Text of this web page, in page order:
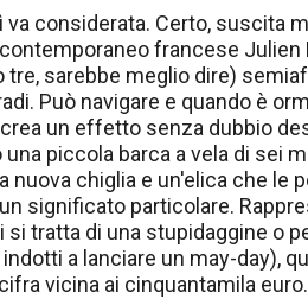
va considerata. Certo, suscita
francese Julien
sarebbe meglio dire)
Può navigare e quando è
un effetto senza dubbio
piccola barca a vela di sei
nuova chiglia e un'elica che le
significato particolare.
tratta di una stupidaggine o
a lanciare un may-day),
vicina ai cinquantamila euro.